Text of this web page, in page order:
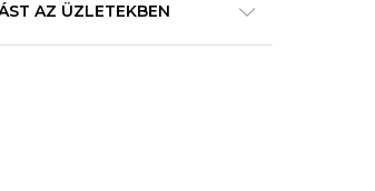
AZ ÜZLETEKBEN